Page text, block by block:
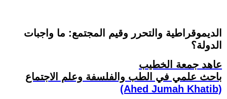
الديموقراطية والتحرر وقيم المجتمع: ما واجبات
الدولة؟
عاهد جمعة الخطيب
باحث علمي في الطب والفلسفة وعلم الاجتماع
(Ahed Jumah Khatib)